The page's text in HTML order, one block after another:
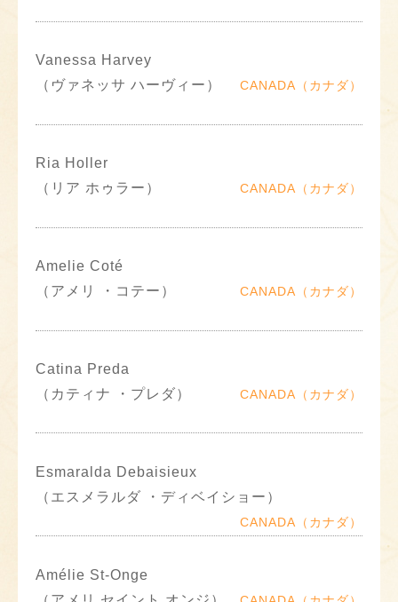
Vanessa Harvey
（ヴァネッサ ハーヴィー）
CANADA（カナダ）
Ria Holler
（リア ホゥラー）
CANADA（カナダ）
Amelie Coté
（アメリ ・コテー）
CANADA（カナダ）
Catina Preda
（カティナ ・プレダ）
CANADA（カナダ）
Esmaralda Debaisieux
（エスメラルダ ・ディベイショー）
CANADA（カナダ）
Amélie St-Onge